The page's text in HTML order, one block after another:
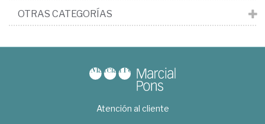
OTRAS CATEGORÍAS
Atención al cliente